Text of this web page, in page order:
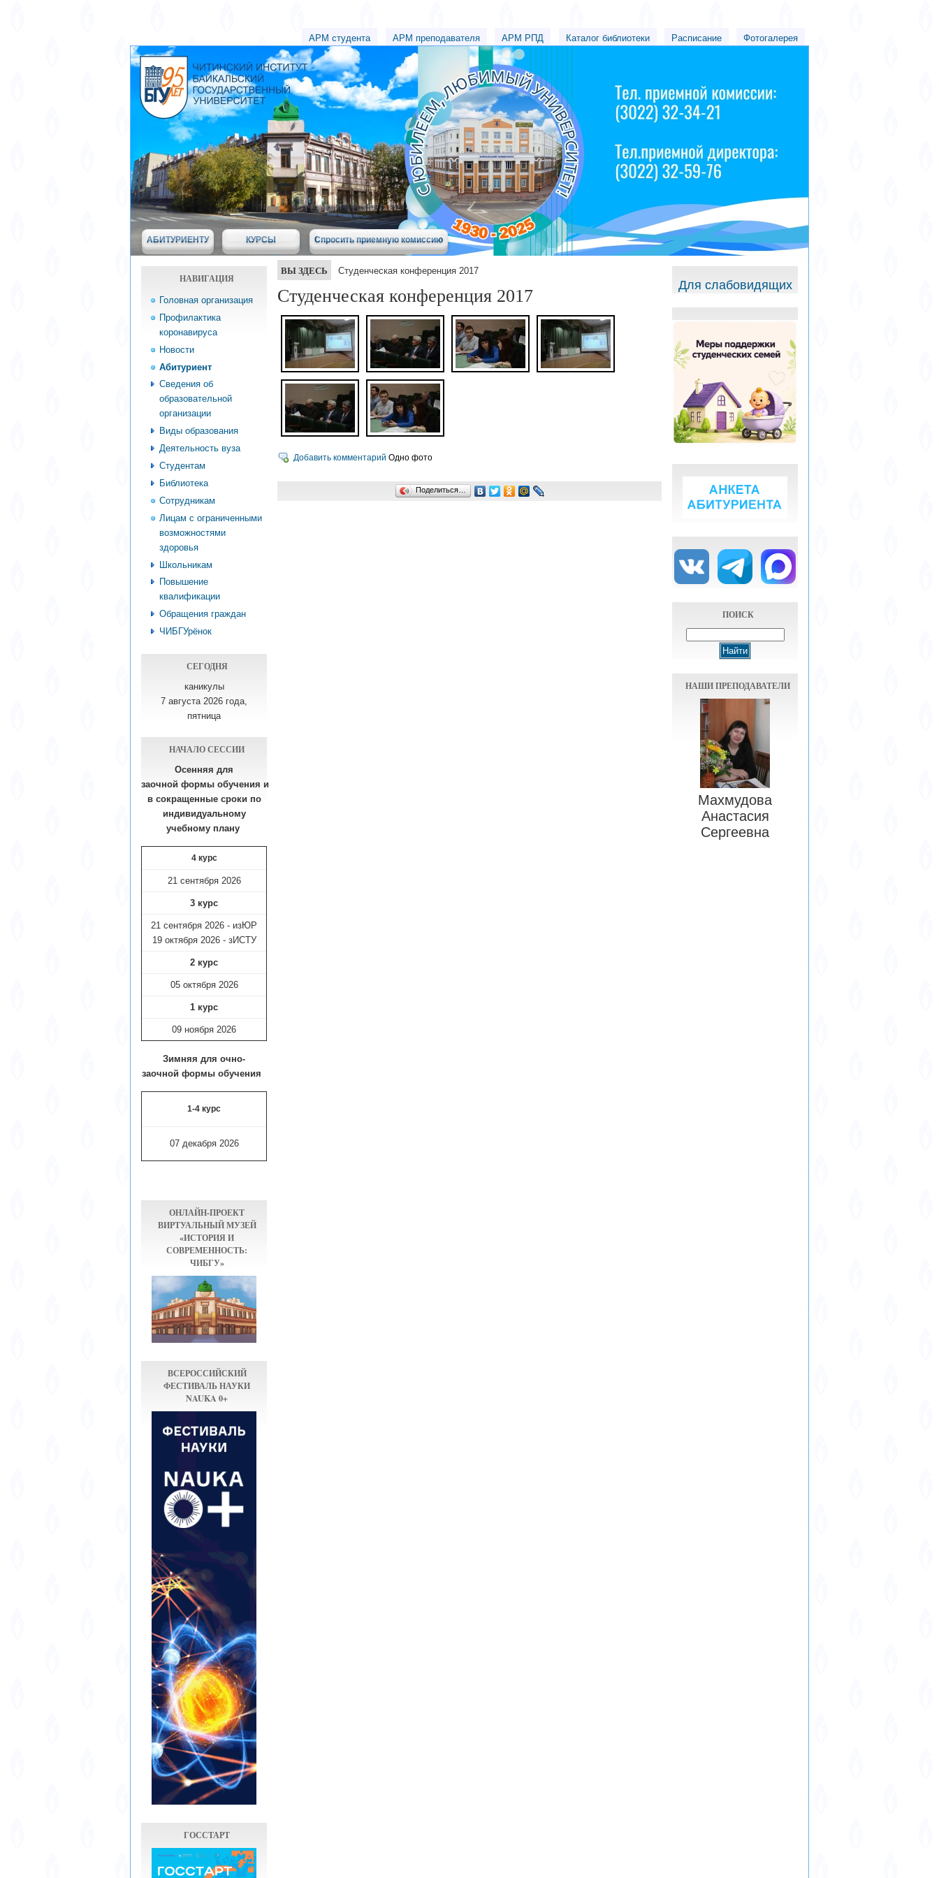
АРМ студента АРМ преподавателя АРМ РПД Каталог библиотеки Расписание Фотогалерея
АБИТУРИЕНТУ КУРСЫ Спросить приемную комиссию
НАВИГАЦИЯ
Головная организация
Профилактика
коронавируса
Новости
Абитуриент
Сведения об
образовательной
организации
Виды образования
Деятельность вуза
Студентам
Библиотека
Сотрудникам
Лицам с ограниченными
возможностями
здоровья
Школьникам
Повышение
квалификации
Обращения граждан
ЧИБГУрёнок
СЕГОДНЯ
каникулы
7 августа 2026 года,
пятница
НАЧАЛО СЕССИИ
Осенняя для
заочной формы обучения и
в сокращенные сроки по
индивидуальному
учебному плану​
4 курс
21 сентября 2026
3 курс
21 сентября 2026 - изЮР
19 октября 2026 - зИСТУ
2 курс
05 октября 2026
1 курс
09 ноября 2026
Зимняя для очно-
заочной формы обучения
1-4 курс
07 декабря 2026
ОНЛАЙН-ПРОЕКТ
ВИРТУАЛЬНЫЙ МУЗЕЙ
«ИСТОРИЯ И
СОВРЕМЕННОСТЬ:
ЧИБГУ»
ВСЕРОССИЙСКИЙ
ФЕСТИВАЛЬ НАУКИ
NAUKA 0+
ГОССТАРТ
ВЫ ЗДЕСЬ Студенческая конференция 2017
Студенческая конференция 2017
Добавить комментарий Одно фото
Поделиться…
Для слабовидящих
ПОИСК
НАШИ ПРЕПОДАВАТЕЛИ
Махмудова
Анастасия
Сергеевна